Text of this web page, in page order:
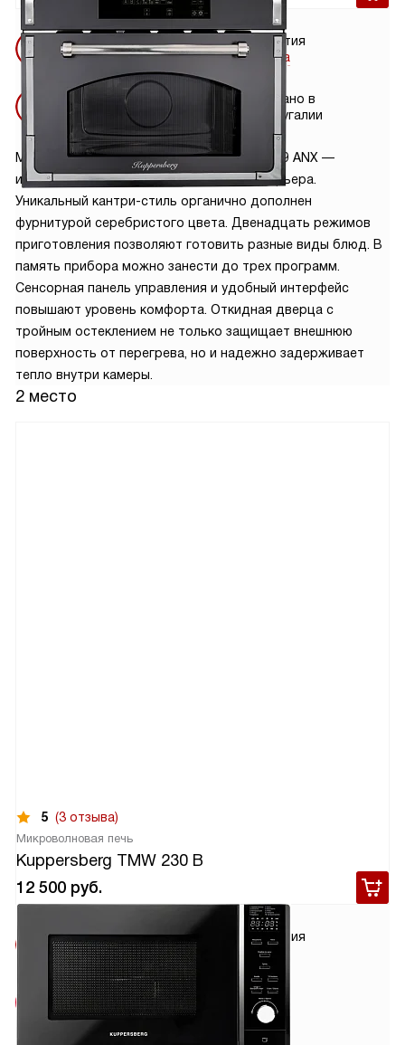
Бесплатная
доставка
Бесплатная
установка
Гарантия
2 года
Сделано в
Португалии
Микроволновая печь Kuppersberg RMW 969 ANX —
изящное дополнение для кухонного интерьера.
Уникальный кантри-стиль органично дополнен
фурнитурой серебристого цвета. Двенадцать режимов
приготовления позволяют готовить разные виды блюд. В
память прибора можно занести до трех программ.
Сенсорная панель управления и удобный интерфейс
повышают уровень комфорта. Откидная дверца с
тройным остеклением не только защищает внешнюю
поверхность от перегрева, но и надежно задерживает
тепло внутри камеры.
2 место
5 (3 отзыва)
Микроволновая печь
Kuppersberg TMW 230 B
12 500 руб.
Условия
доставки
Гарантия
2 года
Сделано в
Китае